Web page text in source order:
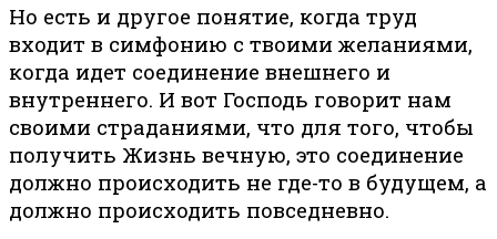
Но есть и другое понятие, когда труд
входит в симфонию с твоими желаниями,
когда идет соединение внешнего и
внутреннего. И вот Господь говорит нам
своими страданиями, что для того, чтобы
получить Жизнь вечную, это соединение
должно происходить не где-то в будущем, а
должно происходить повседневно.